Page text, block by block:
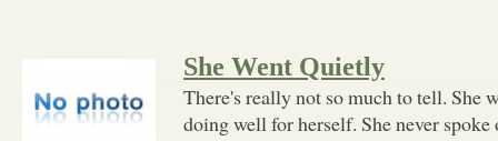
She Went Quietly
There's really not so much to tell. She
doing well for herself. She never spoke